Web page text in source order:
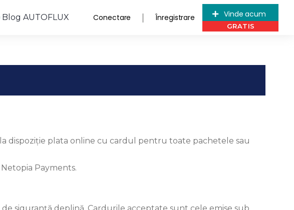
Blog AUTOFLUX Conectare Înregistrare Vinde acum
dispoziție plata online cu cardul pentru toate pachetele sau
Payments.